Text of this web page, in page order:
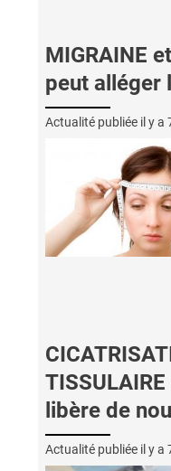
MIGRAINE
peut alléger
Actualité publiée il y a
libère de
Actualité publiée il y a